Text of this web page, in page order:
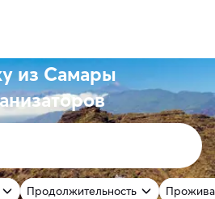
из Самары
Продолжительность